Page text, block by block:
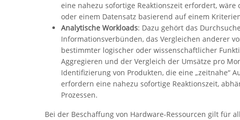
eine nahezu sofortige Reaktionszeit erfordert,
oder einem Datensatz basierend auf einem
Analytische Workloads: Dazu gehört das
Informationsverbünden, das Vergleichen anderer
bestimmter logischer oder wissenschaftlicher
Aggregieren und der Vergleich der Umsätze pro
Identifizierung von Produkten, die eine „zeitnahe“
erfordern eine nahezu sofortige Reaktionszeit,
Prozessen.
Bei der Beschaffung von Hardware-Ressourcen gilt für